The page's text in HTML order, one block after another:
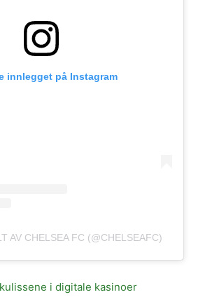
innlegget på Instagram
AV CHELSEA FC (@CHELSEAFC)
i digitale kasinoer